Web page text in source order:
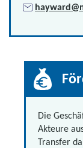
Die
Akteure
Transfer